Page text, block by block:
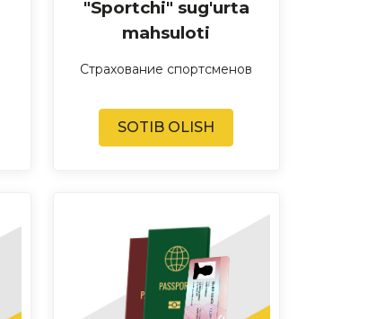
"Sportchi" sug'urta
mahsuloti
Страхование спортсменов
SOTIB OLISH